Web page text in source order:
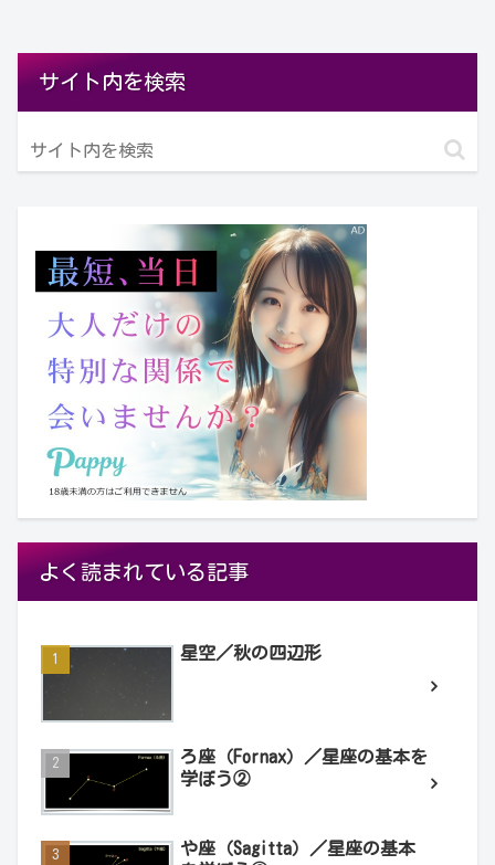
サイト内を検索
よく読まれている記事
星空／秋の四辺形
ろ座（Fornax）／星座の基本を
学ぼう②
や座（Sagitta）／星座の基本